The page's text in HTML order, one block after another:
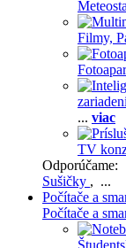
Filmy,
... viac
TV
Odporúčame:
Sušičky , ...
Počítače a
Počítače a